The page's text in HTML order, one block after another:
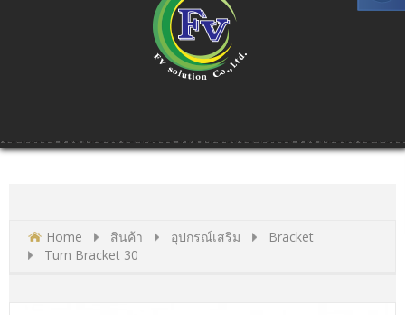
Home สินค้า อุปกรณ์เสริม
Bracket
Turn Bracket 30